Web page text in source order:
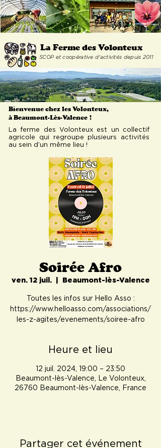
La Ferme des Volonteux
SCOP et coopérative d'activités depuis 2011
Bienvenue chez les Volonteux,
à Beaumont-Lès-Valence !
La ferme des Volonteux est un collectif
agricole qui regroupe plusieurs activités
au sein d’un même lieu !
Soirée Afro
ven. 12 juil.
  |
Beaumont-lès-Valence
Toutes les infos sur Hello Asso :
https://www.helloasso.com/associations/
les-z-agites/evenements/soiree-afro
Heure et lieu
12 juil. 2024, 19:00 – 23:50
Beaumont-lès-Valence, Le Volonteux,
26760 Beaumont-lès-Valence, France
Partager cet événement